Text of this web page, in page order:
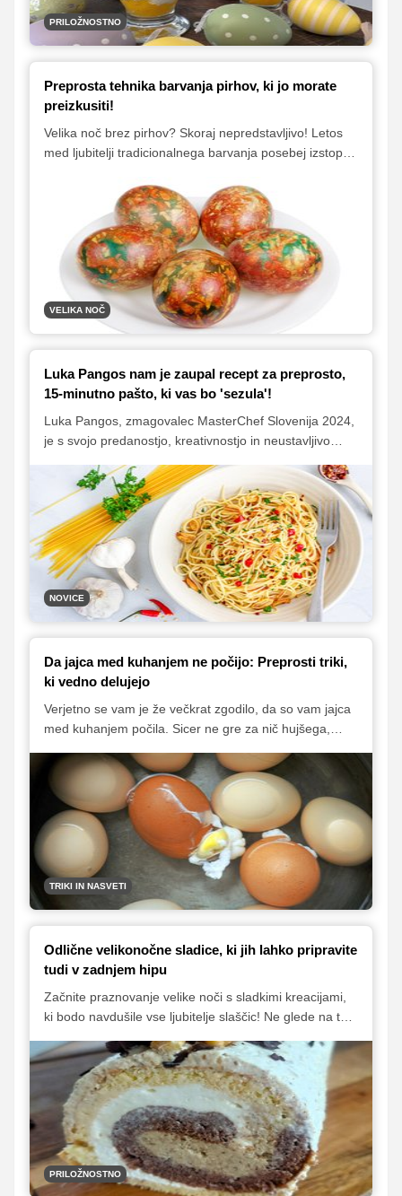
PRILOŽNOSTNO
Preprosta tehnika barvanja pirhov, ki jo morate
preizkusiti!
Velika noč brez pirhov? Skoraj nepredstavljivo! Letos
med ljubitelji tradicionalnega barvanja posebej izstopa
marmorirani čebulni pirhi. Gre za preprosto, a izjemno
učinkovito metodo barvanja, s katero dobimo čudovite
vzorce, ki spominjajo na marmor.
VELIKA NOČ
Luka Pangos nam je zaupal recept za preprosto,
15-minutno pašto, ki vas bo 'sezula'!
Luka Pangos, zmagovalec MasterChef Slovenija 2024,
je s svojo predanostjo, kreativnostjo in neustavljivo
gledalcev. Tokrat z nami deli svoj recept za hitro
testeninsko jed, ki je polna okusa, tehnično dovršena in
čisto v njegovem slogu. Pripravite si jo doma in okusite
del zmagovalne kuhinje!
NOVICE
Da jajca med kuhanjem ne počijo: Preprosti triki,
ki vedno delujejo
Verjetno se vam je že večkrat zgodilo, da so vam jajca
med kuhanjem počila. Sicer ne gre za nič hujšega,
obliko, a takšnih jajc žal ne moremo uporabiti za
velikonočne pirhe. Zato je dobro, da to poskušamo
preprečiti. Pri tem si lahko pomagamo z zelo
preprostim trikom, ki vam ga razkrivamo v
TRIKI IN NASVETI
Odlične velikonočne sladice, ki jih lahko pripravite
tudi v zadnjem hipu
Začnite praznovanje velike noči s sladkimi kreacijami,
ki bodo navdušile vse ljubitelje slaščic! Ne glede na to,
ali pa preprosto nekaj "drugačnega", tukaj boste našli
navdih za hitre in okusne sladice, ki jih lahko pripravite
tudi v zadnjem trenutku. Preprosti recepti, odlični
rezultati in nepozaben velikonočni užitek so
zagotovljeni!
PRILOŽNOSTNO